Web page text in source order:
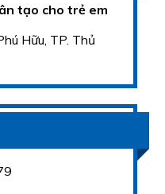
tạo cho trẻ em
Hữu, TP. Thủ